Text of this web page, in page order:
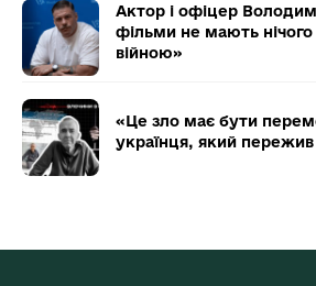
Актор і офіцер
фільми не мають нічого
війною»
«Це зло має бути
українця, який пережив